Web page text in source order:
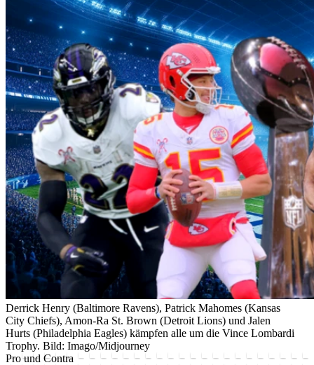
Derrick Henry (Baltimore Ravens), Patrick Mahomes (Kansas
City Chiefs), Amon-Ra St. Brown (Detroit Lions) und Jalen
Hurts (Philadelphia Eagles) kämpfen alle um die Vince Lombardi
Trophy. Bild: Imago/Midjourney
Pro und Contra